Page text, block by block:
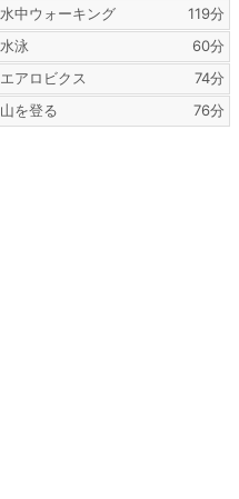
水中ウォーキング
119分
水泳
60分
エアロビクス
74分
山を登る
76分